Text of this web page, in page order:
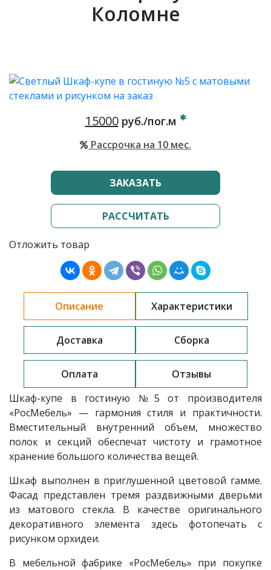
Коломне
15000руб./пог.м
Рассрочка на 10 мес.
ЗАКАЗАТЬ
РАССЧИТАТЬ
Отложить товар
Описание Характеристики
Доставка Сборка
Оплата
Отзывы
Шкаф-купе в гостиную №5от производителя
«РосМебель» — гармония стиля и практичности.
Вместительный внутренний объем, множество
полок и секций обеспечат чистоту и грамотное
хранение большого количества вещей.
Шкаф выполнен в приглушенной цветовой гамме.
Фасад представлен тремя раздвижными дверьми
из матового стекла. В качестве оригинального
декоративного элемента здесь фотопечать с
рисунком орхидеи.
В мебельной фабрике «РосМебель» при покупке